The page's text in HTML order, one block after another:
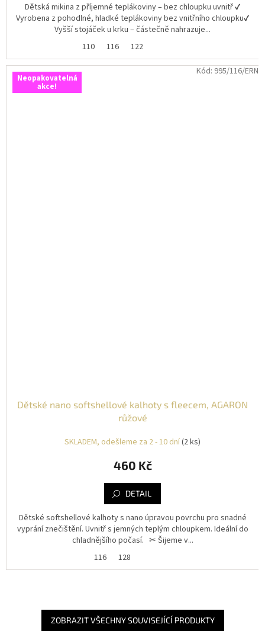
Dětská mikina z příjemné teplákoviny – bez chloupku uvnitř ✔️
Vyrobena z pohodlné, hladké teplákoviny bez vnitřního chloupku✔️
Vyšší stojáček u krku – částečně nahrazuje...
110
116 122
Neopakovatelná
akce!
Dětské nano softshellové kalhoty s fleecem, AGARON
růžové
SKLADEM, odešleme za 2 - 10 dní(2 ks)
460 Kč
DETAIL
Dětské softshellové kalhoty s nano úpravou povrchu pro snadné
vyprání znečištění. Uvnitř s jemných teplým chloupkem. Ideální do
chladnějšího počasí. ✂︎ Šijeme v...
116
128
Kód: 995/116/ERN
ZOBRAZIT VŠECHNY SOUVISEJÍCÍ PRODUKTY